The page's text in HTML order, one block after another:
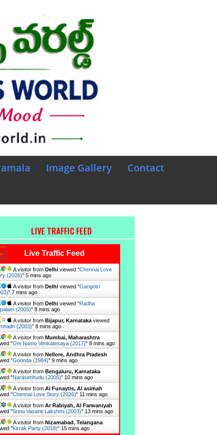
Image Gallery
Contact
LIVE TRAFFIC FEED
Live Traffic Feed
A visitor from Delhiviewed "Chennai Love
(2026)" 5 mins ago
A visitor from Delhiviewed "Gangotri
" 7 mins ago
A visitor from Delhiviewed "Radha
(2005)" 8 mins ago
A visitor from Bijapur, Karnatakaviewed
(2003)" 8 mins ago
A visitor from Mumbai, Maharashtra
"Om Namo Venkatesaya (2017)" 8 mins ago
A visitor from Nellore, Andhra Pradesh
"Goonda (1984)" 9 mins ago
A visitor from Bengaluru, Karnataka
"Narasimhudu (2005)" 10 mins ago
A visitor from Al Funaytis, Al asimah
"Chennai Love Story (2026)" 11 mins ago
A visitor from Ar Rabiyah, Al Farwaniyah
"Srinu Vasanti Lakshmi (2003)" 13 mins ago
A visitor from Nizamabad, Telangana
"Kirrak Party (2018)" 15 mins ago